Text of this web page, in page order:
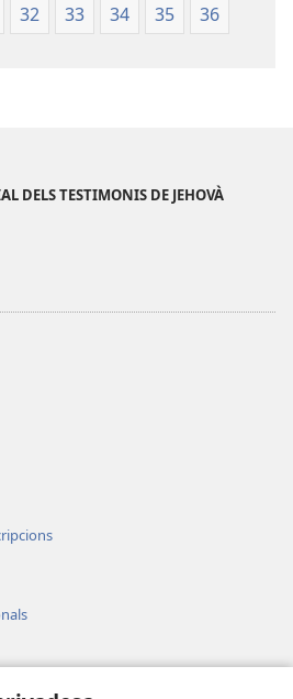
32 33 34 35 36
DELS TESTIMONIS DE JEHOVÀ